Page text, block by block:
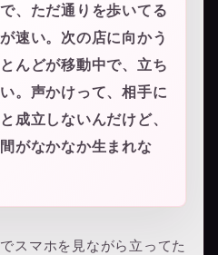
、ただ通りを歩いてる
速い。次の店に向かう
んどが移動中で、立ち
。声かけって、相手に
成立しないんだけど、
がなかなか生まれな
スマホを見ながら立ってた